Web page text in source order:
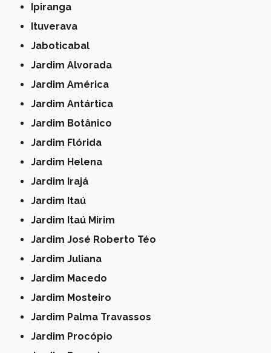
Ipiranga
Ituverava
Jaboticabal
Jardim Alvorada
Jardim América
Jardim Antártica
Jardim Botânico
Jardim Flórida
Jardim Helena
Jardim Irajá
Jardim Itaú
Jardim Itaú Mirim
Jardim José Roberto Téo
Jardim Juliana
Jardim Macedo
Jardim Mosteiro
Jardim Palma Travassos
Jardim Procópio